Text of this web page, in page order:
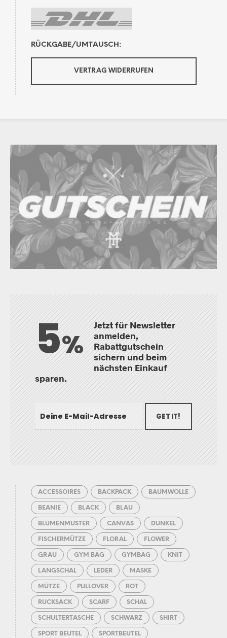
RÜCKGABE/UMTAUSCH:
VERTRAG WIDERRUFEN
5%
Jetzt für Newsletter
anmelden,
Rabattgutschein
sichern und beim
nächsten Einkauf
sparen.
GET IT!
ACCESSOIRES BACKPACK BAUMWOLLE
BEANIE BLACK BLAU
BLUMENMUSTER CANVAS DUNKEL
FISCHERMÜTZE FLORAL FLOWER
GRAU GYM BAG GYMBAG KNIT
LANGSCHAL LEDER MASKE
MÜTZE PULLOVER ROT
RUCKSACK SCARF SCHAL
SCHULTERTASCHE SCHWARZ SHIRT
SPORT BEUTEL SPORTBEUTEL